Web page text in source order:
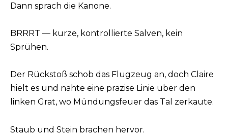
Dann sprach die Kanone.
BRRRT — kurze, kontrollierte Salven, kein
Sprühen.
Der Rückstoß schob das Flugzeug an, doch Claire
hielt es und nähte eine präzise Linie über den
linken Grat, wo Mündungsfeuer das Tal zerkaute.
Staub und Stein brachen hervor.